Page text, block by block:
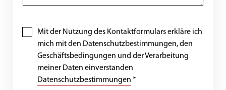
Mit der Nutzung des Kontaktformulars erkläre ich
mich mit den Datenschutzbestimmungen, den
Geschäftsbedingungen und der Verarbeitung
meiner Daten einverstanden
Datenschutzbestimmungen *